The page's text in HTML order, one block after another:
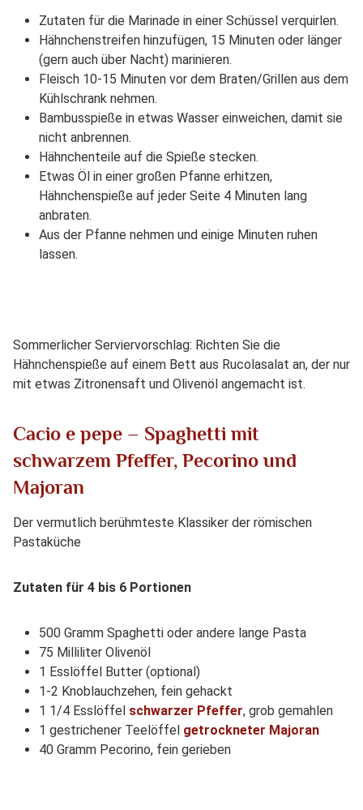
Zutaten für die Marinade in einer Schüssel verquirlen.
Hähnchenstreifen hinzufügen, 15 Minuten oder länger
(gern auch über Nacht) marinieren.
Fleisch 10-15 Minuten vor dem Braten/Grillen aus dem
Kühlschrank nehmen.
Bambusspieße in etwas Wasser einweichen, damit sie
nicht anbrennen.
Hähnchenteile auf die Spieße stecken.
Etwas Öl in einer großen Pfanne erhitzen,
Hähnchenspieße auf jeder Seite 4 Minuten lang
anbraten.
Aus der Pfanne nehmen und einige Minuten ruhen
lassen.
Sommerlicher Serviervorschlag: Richten Sie die
Hähnchenspieße auf einem Bett aus Rucolasalat an, der nur
mit etwas Zitronensaft und Olivenöl angemacht ist.
Cacio e pepe – Spaghetti mit
schwarzem Pfeffer, Pecorino und
Majoran
Der vermutlich berühmteste Klassiker der römischen
Pastaküche
Zutaten für 4 bis 6 Portionen
500 Gramm Spaghetti oder andere lange Pasta
75 Milliliter Olivenöl
1 Esslöffel Butter (optional)
1-2 Knoblauchzehen, fein gehackt
1 1/4 Esslöffel schwarzer Pfeffer, grob gemahlen
1 gestrichener Teelöffel getrockneter Majoran
40 Gramm Pecorino, fein gerieben